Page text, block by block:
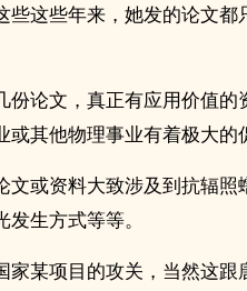
些这些年来，她发的论文
份论文，真正有应用价值
其他物理事业有着极大的
文或资料大致涉及到抗辐
生方式等等。
家某项目的攻关，当然这